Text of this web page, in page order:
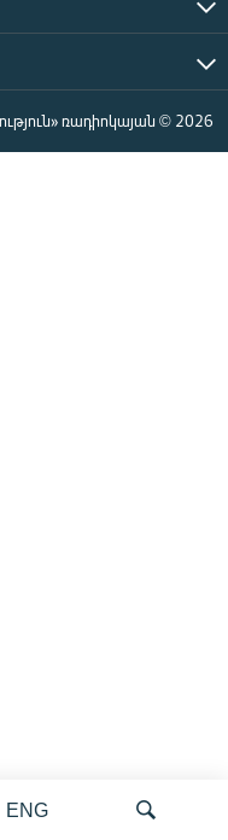
ENG
ռադիոկայան © 2026